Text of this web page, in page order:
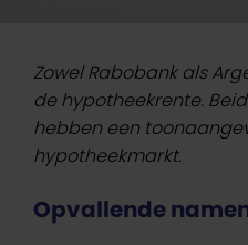
Zowel Rabobank als
de hypotheekrente.
hebben een
hypotheekmarkt.
Opvallende